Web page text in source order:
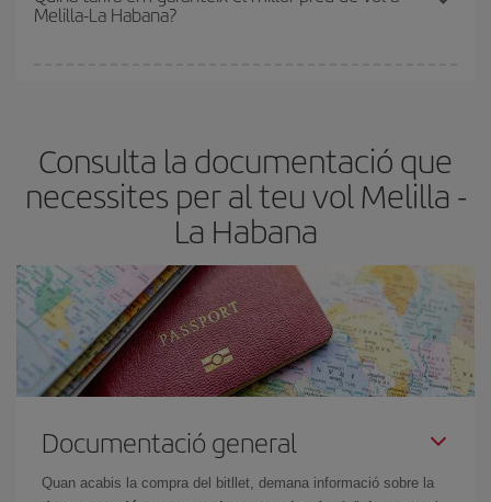
de les tarifes més barates (turista). Per aquest motiu, comprar
Melilla-La Habana?
Consulta la documentació que
necessites per al teu vol Melilla -
La Habana
Documentació general
Quan acabis la compra del bitllet, demana informació sobre la